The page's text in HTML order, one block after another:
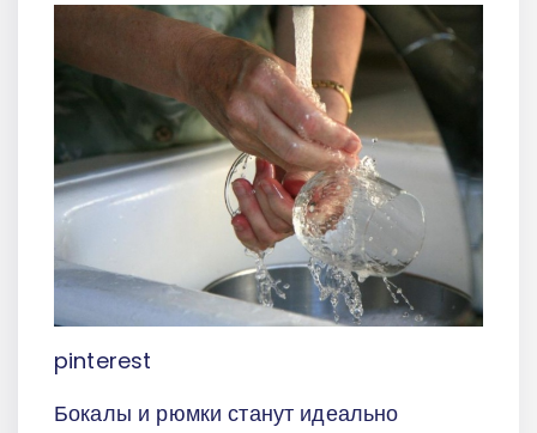
pinterest
Бокалы и рюмки станут идеально